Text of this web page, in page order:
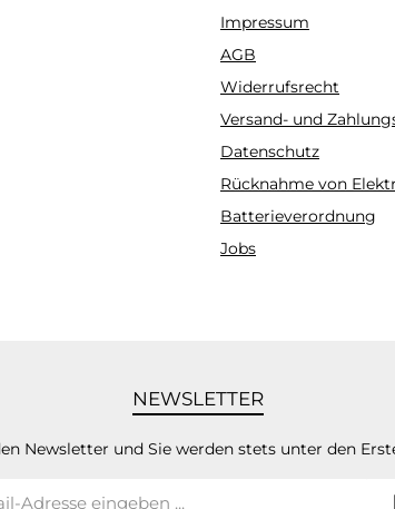
Impressum
AGB
Widerrufsrecht
Versand- und
Datenschutz
Rücknahme von
Batterieverordnung
Jobs
NEWSLETTER
Newsletter und Sie werden stets unter den